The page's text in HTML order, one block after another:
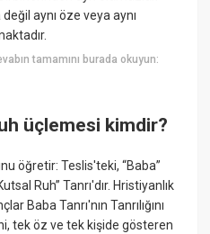
aynı öze veya aynı
tamamını burada okuyun:
üçlemesi kimdir?
öğretir: Teslis'teki, “Baba”
Ruh” Tanrı'dır. Hristiyanlık
Baba Tanrı'nın Tanrılığını
tek öz ve tek kişide gösteren